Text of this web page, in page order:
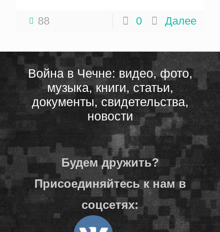
88 0 Далее
Война в Чечне: видео, фото,
музыка, книги, статьи,
документы, свидетельства,
новости
Будем дружить?
Присоединяйтесь к нам в
соцсетях: